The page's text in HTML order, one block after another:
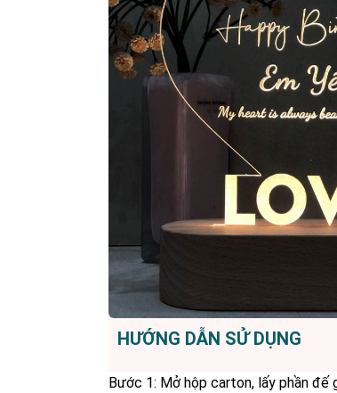
HƯỚNG DẪN SỬ DỤNG
Bước 1: Mở hộp carton, lấy phần đế